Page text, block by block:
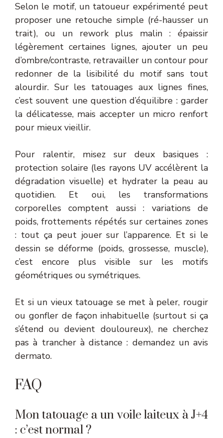
Selon le motif, un tatoueur expérimenté peut
proposer une retouche simple (ré-hausser un
trait), ou un rework plus malin : épaissir
légèrement certaines lignes, ajouter un peu
d’ombre/contraste, retravailler un contour pour
redonner de la lisibilité du motif sans tout
alourdir. Sur les tatouages aux lignes fines,
c’est souvent une question d’équilibre : garder
la délicatesse, mais accepter un micro renfort
pour mieux vieillir.
Pour ralentir, misez sur deux basiques :
protection solaire (les rayons UV accélèrent la
dégradation visuelle) et hydrater la peau au
quotidien. Et oui, les transformations
corporelles comptent aussi : variations de
poids, frottements répétés sur certaines zones
: tout ça peut jouer sur l’apparence. Et si le
dessin se déforme (poids, grossesse, muscle),
c’est encore plus visible sur les motifs
géométriques ou symétriques.
Et si un vieux tatouage se met à peler, rougir
ou gonfler de façon inhabituelle (surtout si ça
s’étend ou devient douloureux), ne cherchez
pas à trancher à distance : demandez un avis
dermato.
FAQ
Mon tatouage a un voile laiteux à J+4
: c’est normal ?